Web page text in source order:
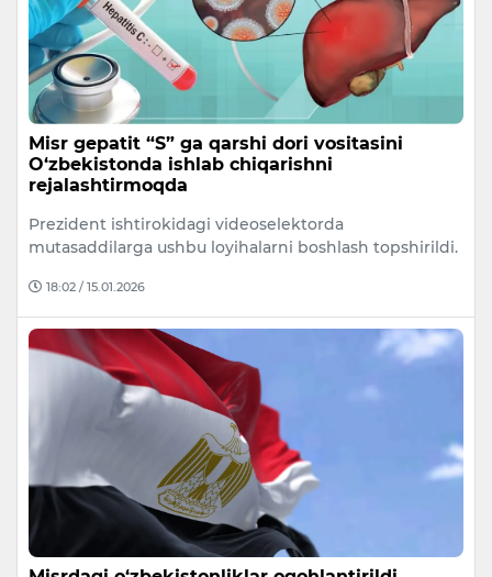
Misr gepatit “S” ga qarshi dori vositasini
O‘zbekistonda ishlab chiqarishni
rejalashtirmoqda
Prezident ishtirokidagi videoselektorda
mutasaddilarga ushbu loyihalarni boshlash topshirildi.
18:02 / 15.01.2026